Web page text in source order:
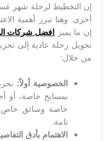
إن التخطيط لرحلة شهر
أخرى. وهنا تبرز أهمية
إن ما يميز افضل شركات
من خلال:
الخصوصية أولاً:
بمسابح خاصة، أو
خاصة وسائق خاص
تامة.
الاهتمام بأدق